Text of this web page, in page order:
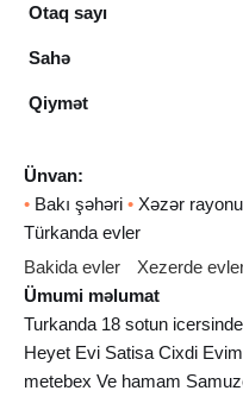
Otaq sayı
Sahə
Qiymət
Ünvan:
• Bakı şəhəri • Xəzər rayonu
Türkanda evler
Bakida evler
Xezerde
Ümumi məlumat
Turkanda 18 sotun
Heyet Evi Satisa Cixdi
metebex Ve hamam